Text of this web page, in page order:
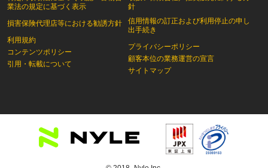
業法の規定に基づく表示
損害保険代理店等における勧誘方針
利用規約
コンテンツポリシー
引用・転載について
針
信用情報の訂正および利用停止の申し
出手続き
プライバシーポリシー
顧客本位の業務運営の宣言
サイトマップ